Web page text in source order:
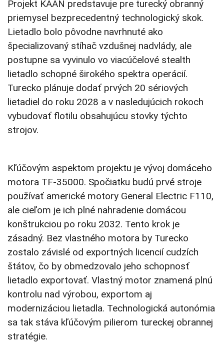
Projekt KAAN predstavuje pre turecký obranný
priemysel bezprecedentný technologický skok.
Lietadlo bolo pôvodne navrhnuté ako
špecializovaný stíhač vzdušnej nadvlády, ale
postupne sa vyvinulo vo viacúčelové stealth
lietadlo schopné širokého spektra operácií.
Turecko plánuje dodať prvých 20 sériových
lietadiel do roku 2028 a v nasledujúcich rokoch
vybudovať flotilu obsahujúcu stovky týchto
strojov.
Kľúčovým aspektom projektu je vývoj domáceho
motora TF-35000. Spočiatku budú prvé stroje
používať americké motory General Electric F110,
ale cieľom je ich plné nahradenie domácou
konštrukciou po roku 2032. Tento krok je
zásadný. Bez vlastného motora by Turecko
zostalo závislé od exportných licencií cudzích
štátov, čo by obmedzovalo jeho schopnosť
lietadlo exportovať. Vlastný motor znamená plnú
kontrolu nad výrobou, exportom aj
modernizáciou lietadla. Technologická autonómia
sa tak stáva kľúčovým pilierom tureckej obrannej
stratégie.